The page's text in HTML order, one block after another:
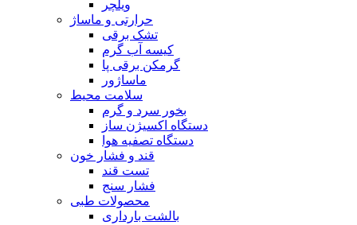
ویلچر
حرارتی و ماساژ
تشک برقی
کیسه آب گرم
گرمکن برقی پا
ماساژور
سلامت محیط
بخور سرد و گرم
دستگاه اکسیژن ساز
دستگاه تصفیه هوا
قند و فشار خون
تست قند
فشار سنج
محصولات طبی
بالشت بارداری